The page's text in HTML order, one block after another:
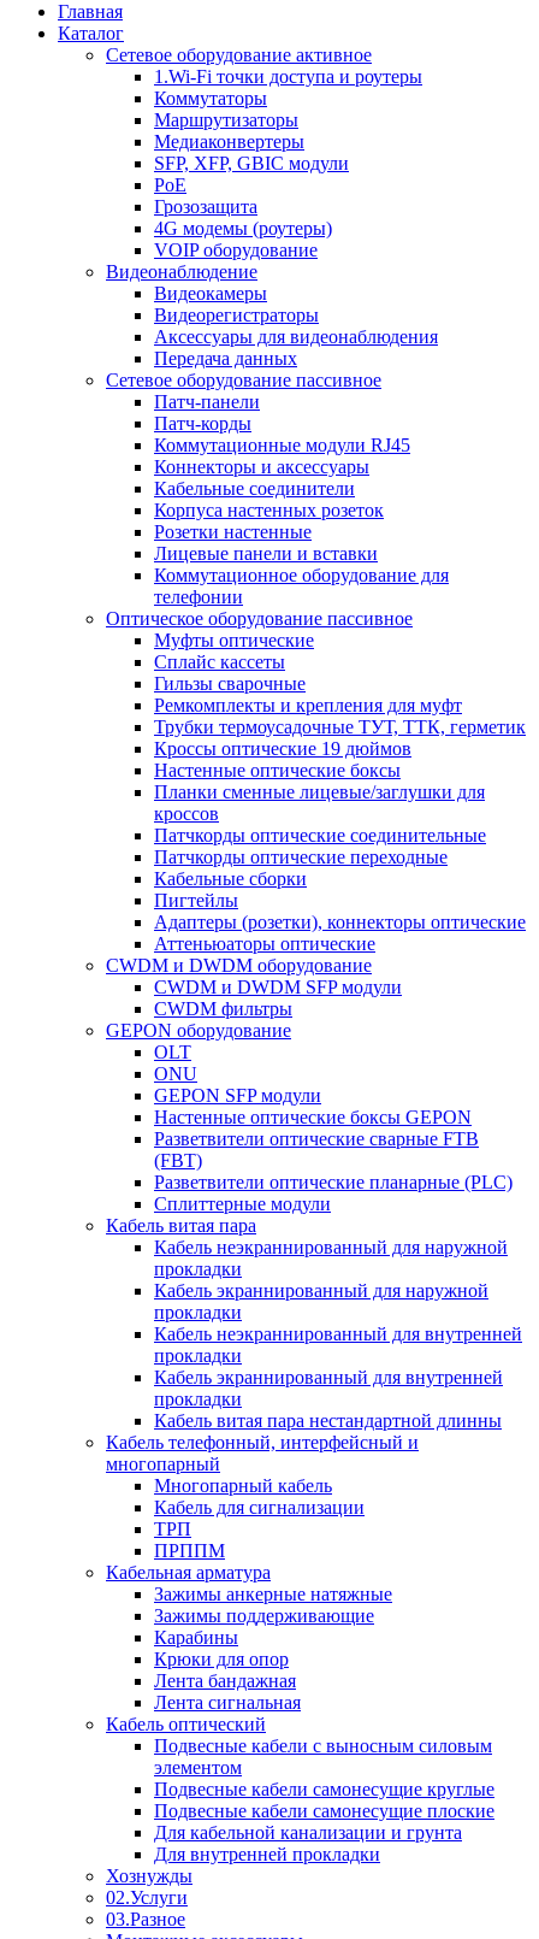
Главная
Каталог
Сетевое оборудование активное
1.Wi-Fi точки доступа и роутеры
Коммутаторы
Маршрутизаторы
Медиаконвертеры
SFP, XFP, GBIC модули
PoE
Грозозащита
4G модемы (роутеры)
VOIP оборудование
Видеонаблюдение
Видеокамеры
Видеорегистраторы
Аксессуары для видеонаблюдения
Передача данных
Сетевое оборудование пассивное
Патч-панели
Патч-корды
Коммутационные модули RJ45
Коннекторы и аксессуары
Кабельные соединители
Корпуса настенных розеток
Розетки настенные
Лицевые панели и вставки
Коммутационное оборудование для
телефонии
Оптическое оборудование пассивное
Муфты оптические
Сплайс кассеты
Гильзы сварочные
Ремкомплекты и крепления для муфт
Трубки термоусадочные ТУТ, ТТК, герметик
Кроссы оптические 19 дюймов
Настенные оптические боксы
Планки сменные лицевые/заглушки для
кроссов
Патчкорды оптические соединительные
Патчкорды оптические переходные
Кабельные сборки
Пигтейлы
Адаптеры (розетки), коннекторы оптические
Аттеньюаторы оптические
CWDM и DWDM оборудование
CWDM и DWDM SFP модули
CWDM фильтры
GEPON оборудование
OLT
ONU
GEPON SFP модули
Настенные оптические боксы GEPON
Разветвители оптические сварные FTB
(FBT)
Разветвители оптические планарные (PLC)
Сплиттерные модули
Кабель витая пара
Кабель неэкраннированный для наружной
прокладки
Кабель экраннированный для наружной
прокладки
Кабель неэкраннированный для внутренней
прокладки
Кабель экраннированный для внутренней
прокладки
Кабель витая пара нестандартной длинны
Кабель телефонный, интерфейсный и
многопарный
Многопарный кабель
Кабель для сигнализации
ТРП
ПРППМ
Кабельная арматура
Зажимы анкерные натяжные
Зажимы поддерживающие
Карабины
Крюки для опор
Лента бандажная
Лента сигнальная
Кабель оптический
Подвесные кабели с выносным силовым
элементом
Подвесные кабели самонесущие круглые
Подвесные кабели самонесущие плоские
Для кабельной канализации и грунта
Для внутренней прокладки
Хознужды
02.Услуги
03.Разное